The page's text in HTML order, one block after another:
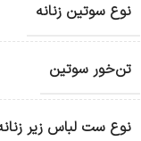
نوع سوتین زنانه
تن‌خور سوتین
نوع ست لباس زیر